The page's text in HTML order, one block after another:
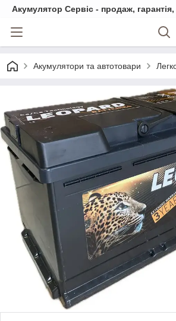
Акумулятор Сервіс - продаж,
Акумулятори та автотовари